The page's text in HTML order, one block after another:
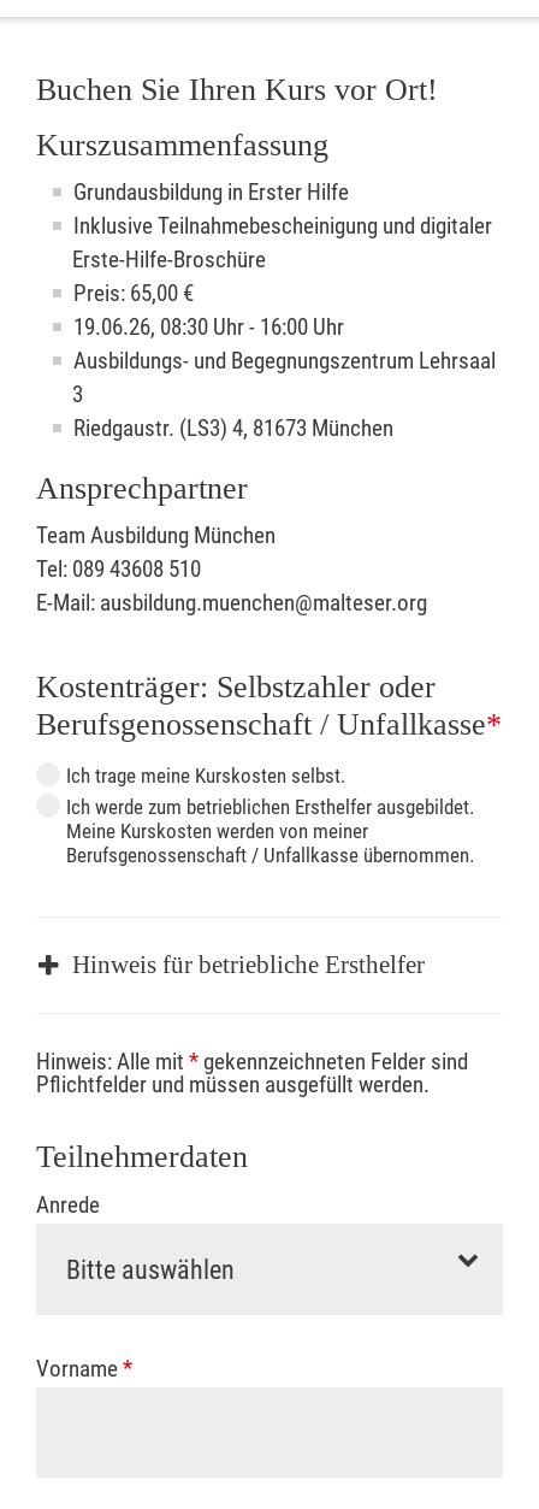
Buchen Sie Ihren Kurs vor Ort!
Kurszusammenfassung
Grundausbildung in Erster Hilfe
Inklusive Teilnahmebescheinigung und digitaler
Erste-Hilfe-Broschüre
Preis: 65,00 €
19.06.26, 08:30 Uhr - 16:00 Uhr
Ausbildungs- und Begegnungszentrum Lehrsaal
3
Riedgaustr. (LS3) 4, 81673 München
Ansprechpartner
Team Ausbildung München
Tel: 089 43608 510
E-Mail: ausbildung.muenchen@malteser.org
Kostenträger: Selbstzahler oder
Berufsgenossenschaft / Unfallkasse*
Ich trage meine Kurskosten selbst.
Ich werde zum betrieblichen Ersthelfer ausgebildet.
Meine Kurskosten werden von meiner
Berufsgenossenschaft / Unfallkasse übernommen.
Hinweis für betriebliche Ersthelfer
Sofern Sie ein Kostenübernahmeverfahren
Ihrer Berufsgenossenschaft / Unfallkasse
Abrechnungsunterlagen spätestens zu
erfolgt eine Abrechnung der vollen Kursgebühr
Die notwendigen Formulare für die
zuständigen Berufsgenossenschaft oder
Hinweis: Alle mit * gekennzeichneten Felder sind
Pflichtfelder und müssen ausgefüllt werden.
Teilnehmerdaten
Anrede
Vorname*